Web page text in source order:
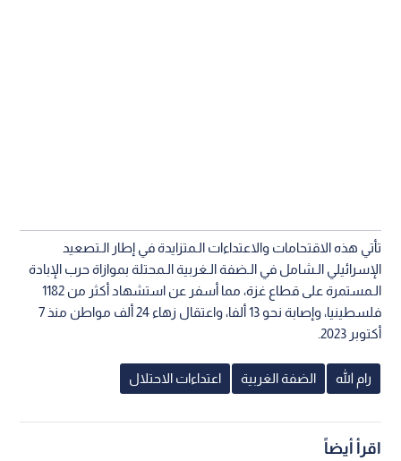
تأتي هذه الاقتحامات والاعتداءات الـمتزايدة في إطار الـتصعيد
الإسرائيلي الـشامل في الـضفة الـغربية الـمحتلة بموازاة حرب الإبادة
الـمستمرة على قطاع غزة، مما أسفر عن استشهاد أكثر من 1182
فلسطينيا، وإصابة نحو 13 ألفا، واعتقال زهاء 24 ألف مواطن منذ 7
أكتوبر 2023.
رام الله الضفة الغربية اعتداءات الاحتلال
اقرأ أيضاً